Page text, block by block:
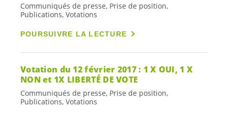
Communiqués de presse, Prise de position,
Publications, Votations
POURSUIVRE LA LECTURE
Votation du 12 février 2017 : 1 X OUI, 1 X
NON et 1X LIBERTÉ DE VOTE
Communiqués de presse, Prise de position,
Publications, Votations